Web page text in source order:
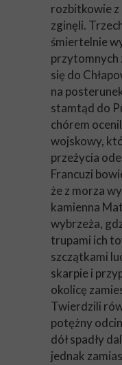
rozbitkowie z
zginęli.
śmiertelnie
przytomnych
się do
na
stamtąd do
chórem
wojskowy,
przeżycia
Francuzi
że z morza
kamienna
wybrzeża,
trupami ich
szczątkami
skarpie i
okolicę
Twierdzili
potężny
dół spadły
jednak